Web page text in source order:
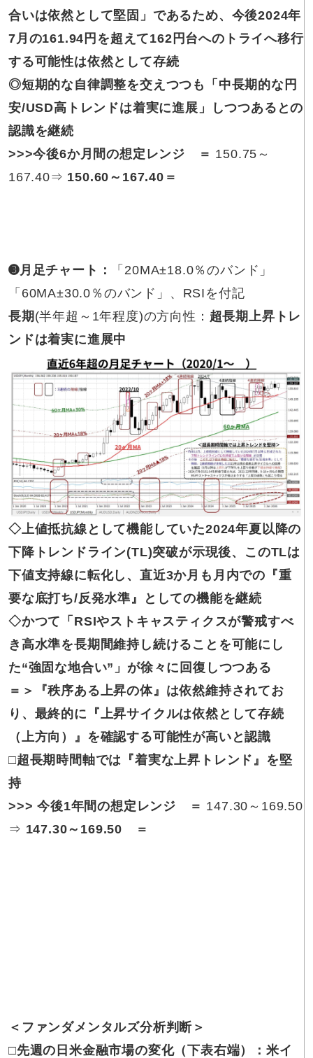
合いは依然として堅固」であるため、今後2024年
7月の161.94円を超えて162円台へのトライへ移行
する可能性は依然として存続
◎短期的な自律調整を交えつつも「中長期的な円
安/USD高トレンドは着実に進展」しつつあるとの
認識を継続
>>>今後6か月間の想定レンジ ＝ 150.75～
167.40⇒ 150.60～167.40 ＝
➌月足チャート ：
「20MA±18.0％のバンド」
「60MA±30.0％のバンド」、RSIを付記
長期 (半年超～1年程度)の方向性： 超長期上昇トレ
ンドは着実に進展中
◇上値抵抗線 として機能していた2024年夏以降の
下降トレンドライン(TL)突破が示現後、このTLは
下値支持線に転化し、直近3か月も月内での『重
要な底打ち/反発水準』としての機能を継続
◇かつて 「RSIやストキャスティクスが警戒すべ
き高水準を長期間維持し続けることを可能にし
た“強固な地合い”」が徐々に回復しつつある
＝＞
『秩序ある上昇の体』は依然維持されてお
り、最終的に『上昇サイクルは依然として存続
（上方向）』を確認する可能性が高いと認識
□超長期時間軸では
『着実な上昇トレンド』を堅
持
>>>今後1年間の想定レンジ ＝ 147.30～169.50
⇒ 147.30～169.50 ＝
＜ファンダメンタルズ分析判断＞
□先週の 日米金融市場の変化（下表右端）：米イ